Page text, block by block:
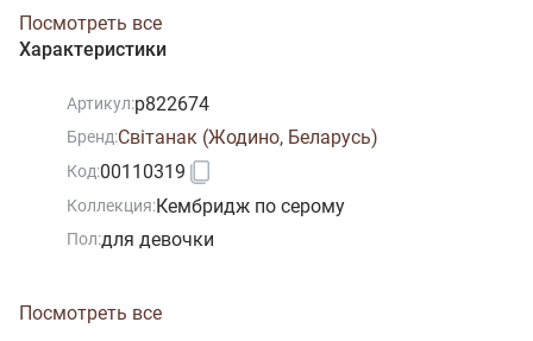
силуэта, без воротника, спереди застегивается на
пуговицы. Модель жакет р822674
Посмотреть все
Характеристики
Артикул:р822674
Бренд:Свiтанак (Жодино, Беларусь)
Код:00110319
Коллекция:Кембридж по серому
Пол:для девочки
Посмотреть все